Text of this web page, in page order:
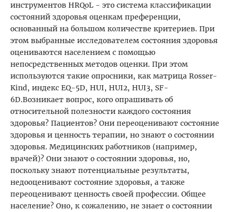
инструментов HRQoL - это система классификации
состояний здоровья оценкам преференции,
основанный на большом количестве критериев. При
этом выбранные исследователем состояния здоровья
оцениваются населением с помощью
непосредственных методов оценки. При этом
используются такие опросники, как матрица Rosser-
Kind, индекс EQ-5D, HUI, HUI2, HUI3, SF-
6D.Возникает вопрос, кого опрашивать об
относительной полезности каждого состояния
здоровья? Пациентов? Они переоценивают состояние
здоровья и ценность терапии, но знают о состоянии
здоровья. Медицинских работников (например,
врачей)? Они знают о состоянии здоровья, но,
поскольку знают потенциальные результаты,
недооценивают состояние здоровья, а также
переоценивают ценность своей профессии. Общее
население? Оно, к сожалению, не знает о состоянии